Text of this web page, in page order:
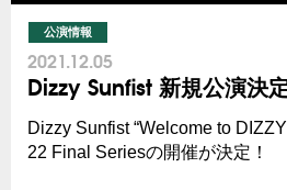
公演情報
2021.12.05
Dizzy Sunfist 新規公演決
Dizzy Sunfist “Welcome to
22 Final Seriesの開催が決定！